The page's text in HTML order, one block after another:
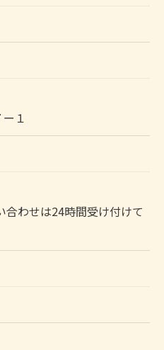
１
わせは24時間受け付けて
こちら